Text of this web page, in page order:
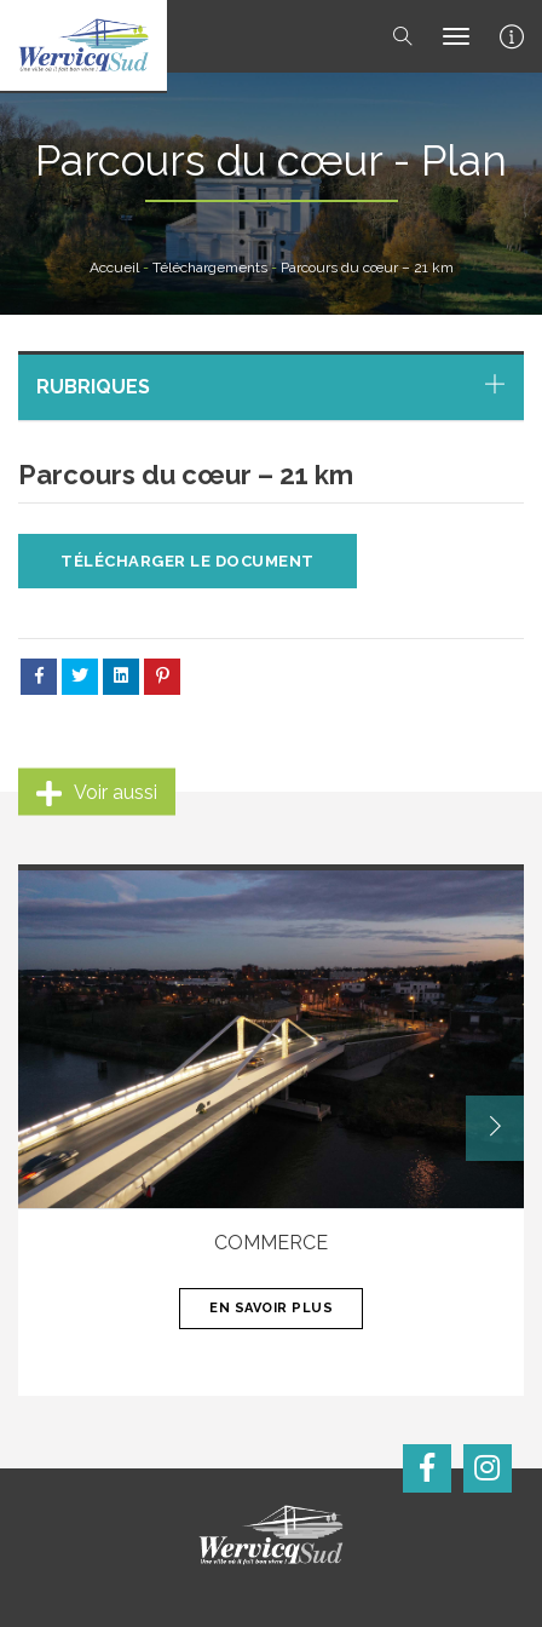
toggle
Parcours du cœur - Plan
Accueil - Téléchargements - Parcours du cœur – 21 km
Parcours du cœur – 21 km
TÉLÉCHARGER LE DOCUMENT
RUBRIQUES
Voir aussi
COMMERCE
EN SAVOIR PLUS